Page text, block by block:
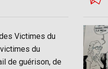
Victimes du
du
de guérison, de